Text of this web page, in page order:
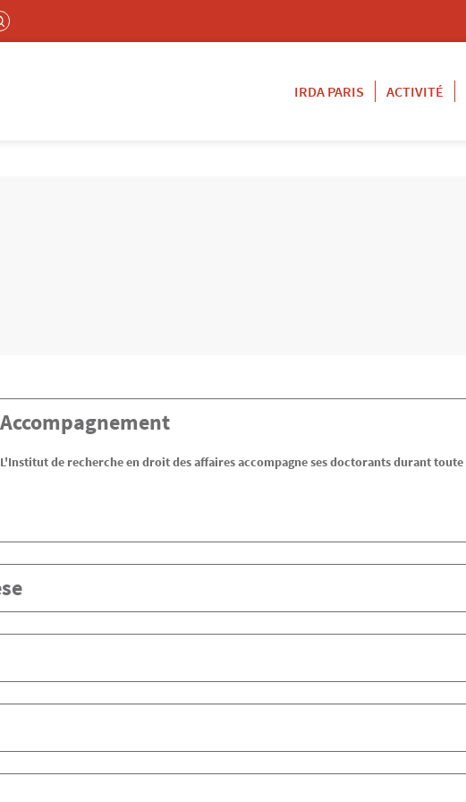
IRDA PARIS
ACTIVITÉ
Accompagnement
L'Institut de recherche en droit des affaires accompagne ses doctorants durant